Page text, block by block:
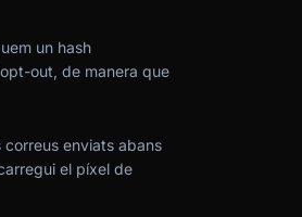
un hash
out, de manera que
enviats abans
el píxel de